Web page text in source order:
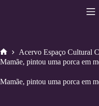
Home
Acervo Espaço Cultural
Mamãe, pintou uma porca em
Mamãe, pintou uma porca em